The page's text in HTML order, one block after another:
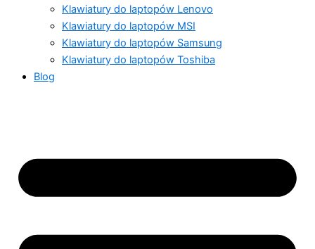
Klawiatury do laptopów Lenovo
Klawiatury do laptopów MSI
Klawiatury do laptopów Samsung
Klawiatury do laptopów Toshiba
Blog